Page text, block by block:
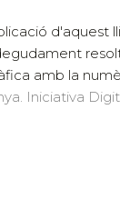
d'aquest
amb la
Iniciativa